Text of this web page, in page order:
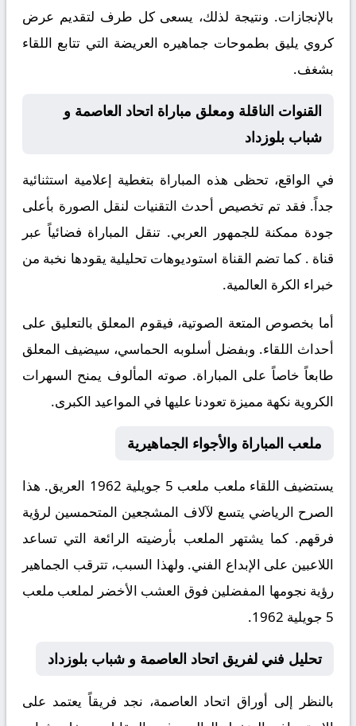
بالإنجازات. ونتيجة لذلك، يسعى كل طرف لتقديم عرض
كروي يليق بطموحات جماهيره العريضة التي تتابع اللقاء
بشغف.
القنوات الناقلة ومعلق مباراة اتحاد العاصمة و
شباب بلوزداد
في الواقع، تحظى هذه المباراة بتغطية إعلامية استثنائية
جداً. فقد تم تخصيص أحدث التقنيات لنقل الصورة بأعلى
جودة ممكنة للجمهور العربي. تنقل المباراة فضائياً عبر
قناة . كما تضم القناة استوديوهات تحليلية يقودها نخبة من
خبراء الكرة العالمية.
أما بخصوص المتعة الصوتية، فيقوم المعلق بالتعليق على
أحداث اللقاء. وبفضل أسلوبه الحماسي، سيضيف المعلق
طابعاً خاصاً على المباراة. صوته المألوف يمنح السهرات
الكروية نكهة مميزة تعودنا عليها في المواعيد الكبرى.
ملعب المباراة والأجواء الجماهيرية
يستضيف اللقاء ملعب ملعب 5 جويلية 1962
العريق. هذا
الصرح الرياضي يتسع لآلاف المشجعين المتحمسين لرؤية
فرقهم. كما يشتهر الملعب بأرضيته الرائعة التي تساعد
اللاعبين على الإبداع الفني. ولهذا السبب، تترقب الجماهير
رؤية نجومها المفضلين فوق العشب الأخضر لملعب ملعب
5 جويلية 1962.
تحليل فني لفريق اتحاد العاصمة و شباب بلوزداد
بالنظر إلى أوراق اتحاد العاصمة، نجد فريقاً يعتمد على